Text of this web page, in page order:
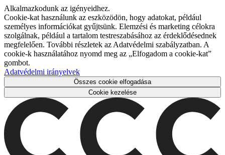
Alkalmazkodunk az igényeidhez.
Cookie-kat használunk az eszközödön, hogy adatokat, például
személyes információkat gyűjtsünk. Elemzési és marketing célokra
szolgálnak, például a tartalom testreszabásához az érdeklődésednek
megfelelően. További részletek az Adatvédelmi szabályzatban. A
cookie-k használatához nyomd meg az „Elfogadom a cookie-kat”
gombot.
Adatvédelmi irányelvek
Összes cookie elfogadása
Cookie kezelése